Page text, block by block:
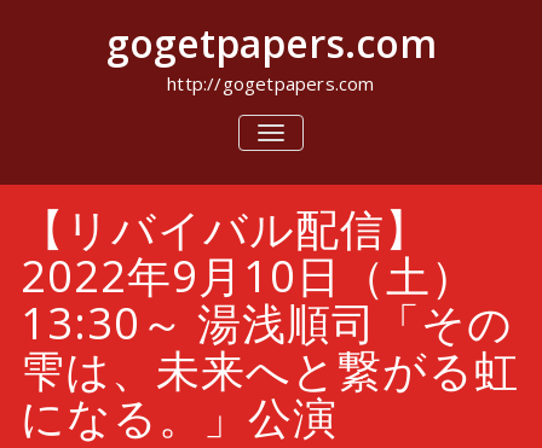
キ
gogetpapers.com
http://gogetpapers.com
ナ
ビ
シ
ョ
ン
を
切
り
替
【リバイバル配信】
2022年9月10日（土）
13:30～ 湯浅順司「その
雫は、未来へと繋がる虹
になる。」公演